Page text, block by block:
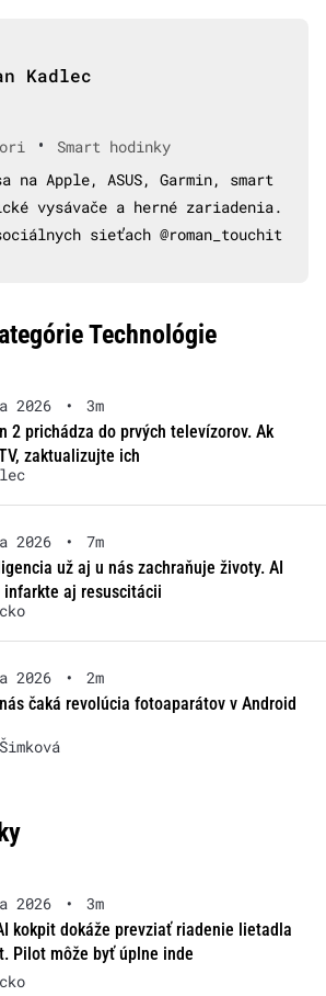
Kadlec
•
Smart hodinky
na Apple, ASUS, Garmin, smart
vysávače a herné zariadenia.
sieťach @roman_touchit
Technológie
2026 •
3m
2 prichádza do prvých televízorov. Ak
zaktualizujte ich
2026 •
7m
už aj u nás zachraňuje životy. AI
infarkte aj resuscitácii
2026 •
2m
čaká revolúcia fotoaparátov v Android
2026 •
3m
kokpit dokáže prevziať riadenie lietadla
Pilot môže byť úplne inde